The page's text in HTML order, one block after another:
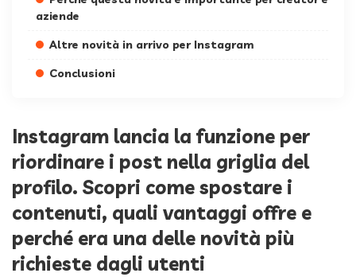
aziende
Altre novità in arrivo per Instagram
Conclusioni
Instagram lancia la funzione per
riordinare i post nella griglia del
profilo. Scopri come spostare i
contenuti, quali vantaggi offre e
perché era una delle novità più
richieste dagli utenti